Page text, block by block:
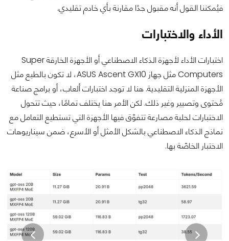
فيُمكننا القول أنه مقبول جدًا مقارنة بأي خادم تقليدي.
الأداء والاختبارات
اختبارات الأداء لأجهزة الذكاء الاصطناعي أو الأجهزة الخارقة Super
Computers مثل جهاز ASUS Ascent GX10، لا تكون بالطبع مثل
الأجهزة المنزلية التقليدية. هنا لا توجد اختبارات ألعاب، أو برامج صناعة
مُحتوى وتصيير وغير ذلك. لكن الأمر هنا يختلف تمامًا، حيث تتحول
الاختبارات لحلبة مصارعة تتفوّق فيها الأجهزة التي تستطيع التعامل مع
نماذج الذكاء الاصطناعي بالشكل الأمثل أو الأسرع، ضمن سيناريوهات
الاختبار الخاصّة بها.